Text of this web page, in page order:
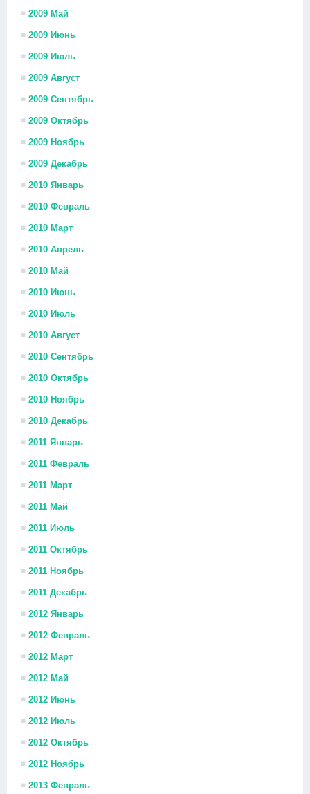
2009 Май
2009 Июнь
2009 Июль
2009 Август
2009 Сентябрь
2009 Октябрь
2009 Ноябрь
2009 Декабрь
2010 Январь
2010 Февраль
2010 Март
2010 Апрель
2010 Май
2010 Июнь
2010 Июль
2010 Август
2010 Сентябрь
2010 Октябрь
2010 Ноябрь
2010 Декабрь
2011 Январь
2011 Февраль
2011 Март
2011 Май
2011 Июль
2011 Октябрь
2011 Ноябрь
2011 Декабрь
2012 Январь
2012 Февраль
2012 Март
2012 Май
2012 Июнь
2012 Июль
2012 Октябрь
2012 Ноябрь
2013 Февраль